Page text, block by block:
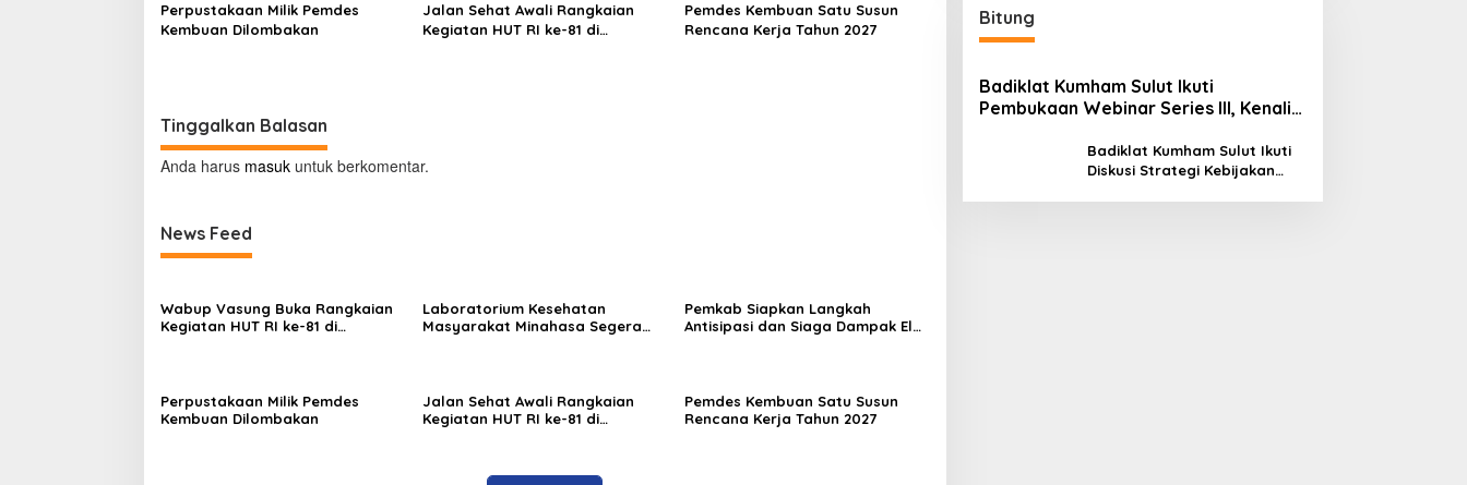
Perpustakaan Milik Pemdes
Kembuan Dilombakan
Jalan Sehat Awali Rangkaian
Kegiatan HUT RI ke-81 di
Pemdes Kembuan Satu Susun
Rencana Kerja Tahun 2027
Tinggalkan Balasan
Anda harus masuk untuk berkomentar.
News Feed
Wabup Vasung Buka Rangkaian
Kegiatan HUT RI ke-81 di
Laboratorium Kesehatan
Masyarakat Minahasa Segera
Pemkab Siapkan Langkah
Antisipasi dan Siaga Dampak El
Perpustakaan Milik Pemdes
Kembuan Dilombakan
Jalan Sehat Awali Rangkaian
Kegiatan HUT RI ke-81 di
Pemdes Kembuan Satu Susun
Rencana Kerja Tahun 2027
Bitung
Badiklat Kumham Sulut Ikuti
Pembukaan Webinar Series III, Kenali
Badiklat Kumham Sulut Ikuti
Diskusi Strategi Kebijakan